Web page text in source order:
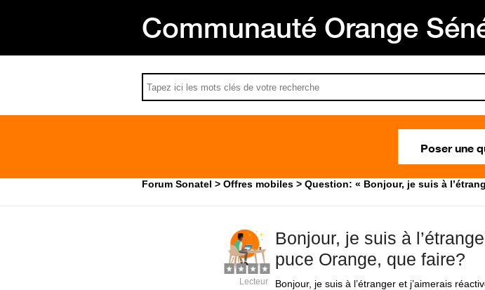
Communauté Orange
Poser une
Forum Sonatel Offres mobiles Question: « Bonjour, je suis à
Bonjour, je suis à
puce Orange, que faire?
Bonjour, je suis à l’étranger et j’aimerais
Lecteur